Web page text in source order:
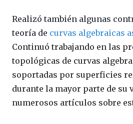
Realizó también algunas
teoría de curvas algebraicas
Continuó trabajando en las
topológicas de curvas
soportadas por superficies
durante la mayor parte de su
numerosos artículos sobre